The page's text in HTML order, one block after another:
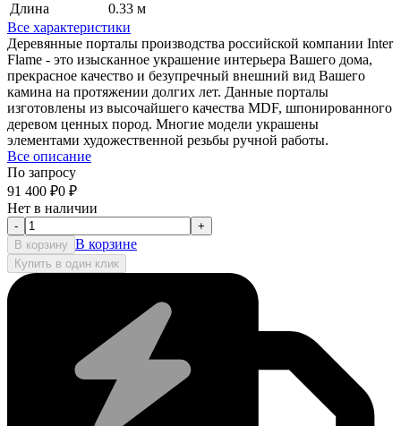
Длина
0.33 м
Все характеристики
Деревянные порталы производства российской компании Inter
Flame - это изысканное украшение интерьера Вашего дома,
прекрасное качество и безупречный внешний вид Вашего
камина на протяжении долгих лет. Данные порталы
изготовлены из высочайшего качества MDF, шпонированного
деревом ценных пород. Многие модели украшены
элементами художественной резьбы ручной работы.
Все описание
По запросу
91 400 ₽0 ₽
Нет в наличии
-
+
В корзину В корзине
Купить в один клик